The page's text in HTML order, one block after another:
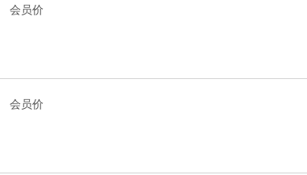
会员价
会员价